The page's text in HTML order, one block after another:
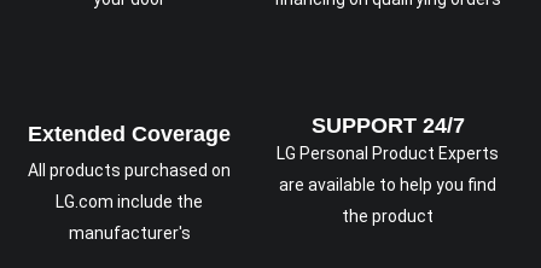
Extended Coverage
All products purchased on
LG.com include the
manufacturer's
SUPPORT 24/7
LG Personal Product Experts
are available to help you find
the product